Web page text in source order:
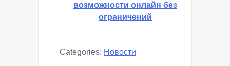
возможности онлайн без
ограничений
Categories: Новости